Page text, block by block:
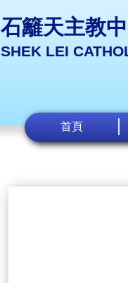
石籬天主教
SHEK LEI
首頁